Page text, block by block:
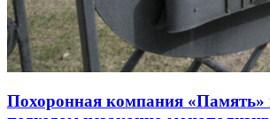
Похоронная компания